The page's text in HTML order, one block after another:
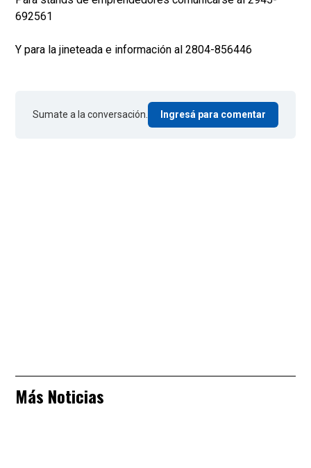
692561
Y para la jineteada e información al 2804-856446
Sumate a la conversación. Ingresá para comentar
Más Noticias